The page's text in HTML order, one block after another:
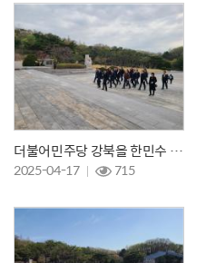
더불어민주당 강북을 한민수 의원 참배
2025-04-17
715